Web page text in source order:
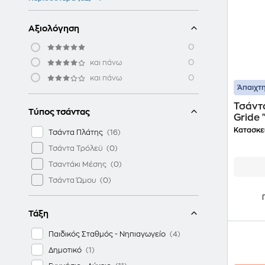
Αξιολόγηση
0
και πάνω 0
και πάνω 0
Τύπος τσάντας
Τσάντα Πλάτης
Τσάντα Τρόλεϋ
Τσαντάκι Μέσης
Τσάντα Ώμου
Τάξη
Παιδικός Σταθμός - Νηπιαγωγείο
Δημοτικό